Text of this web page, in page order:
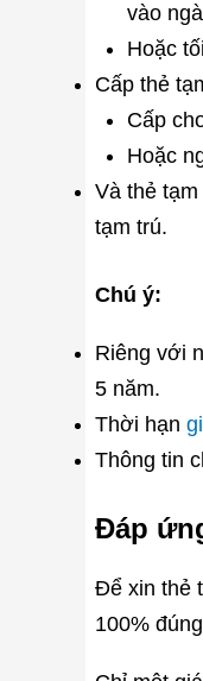
vào
Hoặc
Cấp thẻ
Cấp
Hoặc
Và thẻ
tạm trú.
Chú ý:
Riêng với
5 năm.
Thời hạn
Thông tin
Đáp
Để xin thẻ
100%